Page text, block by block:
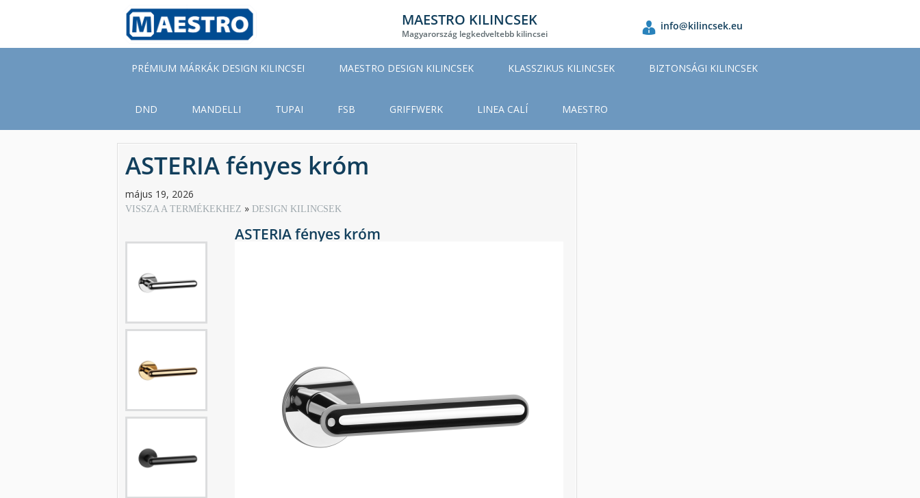
content
MAESTRO KILINCSEK
Magyarország legkedveltebb kilincsei
info@kilincsek.eu
PRÉMIUM MÁRKÁK DESIGN KILINCSEI MAESTRO DESIGN KILINCSEK KLASSZIKUS KILINCSEK BIZTONSÁGI KILINCSEK
DND MANDELLI TUPAI FSB GRIFFWERK LINEA CALÍ MAESTRO
ASTERIA fényes króm
május 19, 2026
VISSZA A TERMÉKEKHEZ DESIGN KILINCSEK
ASTERIA fényes króm